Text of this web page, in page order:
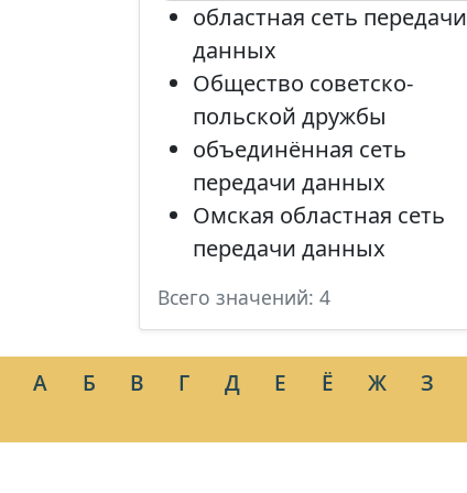
областная сеть передачи
данных
Общество советско-
польской дружбы
объединённая сеть
передачи данных
Омская областная сеть
передачи данных
Всего значений: 4
А Б В Г Д Е Ё Ж З